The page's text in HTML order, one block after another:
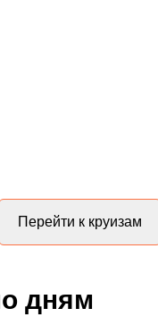
Перейти к круизам
дням